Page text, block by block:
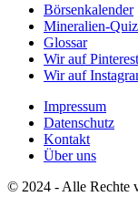
Börsenkalender
Mineralien-Quiz
Glossar
Wir auf Pinterest
Wir auf
Impressum
Datenschutz
Kontakt
Über uns
© 2024 - Alle Rechte